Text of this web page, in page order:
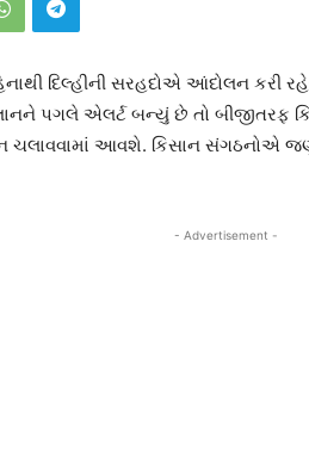
દિલ્હીની સરહદોએ આંદોલન
એલર્ટ બન્યું છે તો બીજીતરફ
આવશે. કિસાન સંગઠનોએ
- Advertisement -